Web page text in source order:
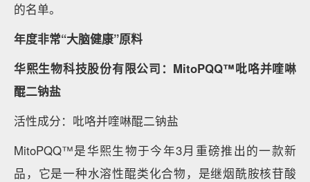
的名单。
年度非常“大脑健康”原料
华熙生物科技股份有限公司：MitoPQQ™吡咯并喹啉
醌二钠盐
活性成分：吡咯并喹啉醌二钠盐
MitoPQQ™是华熙生物于今年3月重磅推出的一款新
品，它是一种水溶性醌类化合物，是继烟酰胺核苷酸